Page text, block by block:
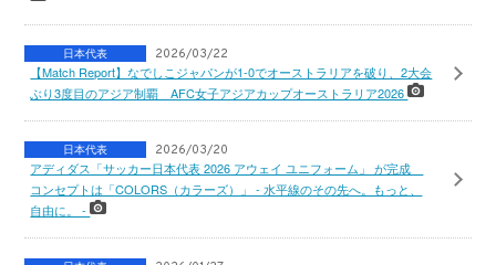
日本代表 2026/03/22
【Match Report】なでしこジャパンが1-0でオーストラリアを破り、2大会
ぶり3度目のアジア制覇 AFC女子アジアカップオーストラリア2026
日本代表 2026/03/20
アディダス「サッカー日本代表 2026 アウェイ ユニフォーム」 が完成
コンセプトは「COLORS（カラーズ）」 - 水平線のその先へ。もっと、
自由に。 -